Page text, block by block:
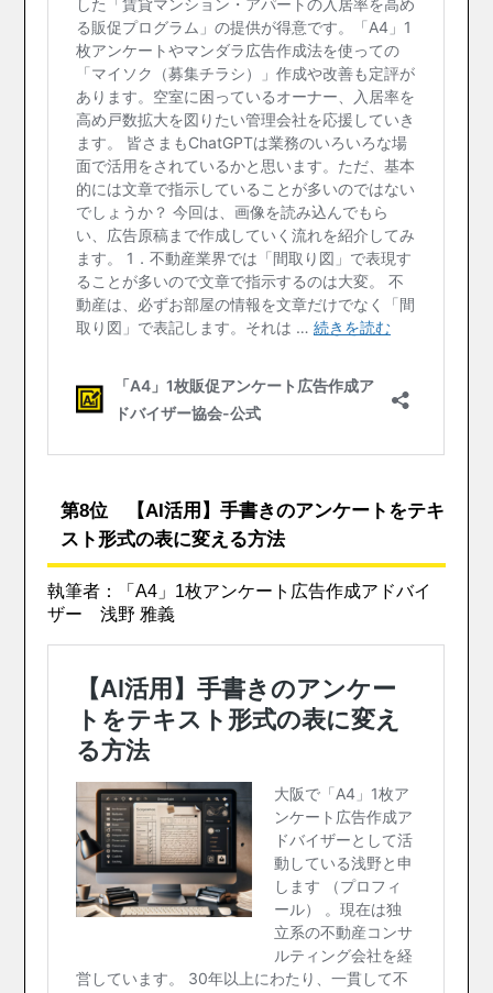
第8位 【AI活用】手書きのアンケートをテキ
スト形式の表に変える方法
執筆者：「A4」1枚アンケート広告作成アドバイ
ザー 浅野 雅義